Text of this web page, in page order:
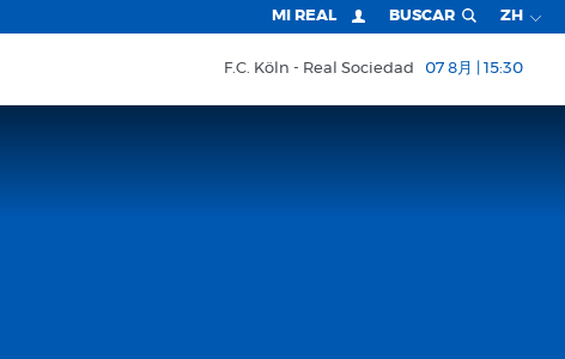
MI REAL BUSCAR ZH
F.C. Köln Real Sociedad 07 8月 | 15:30